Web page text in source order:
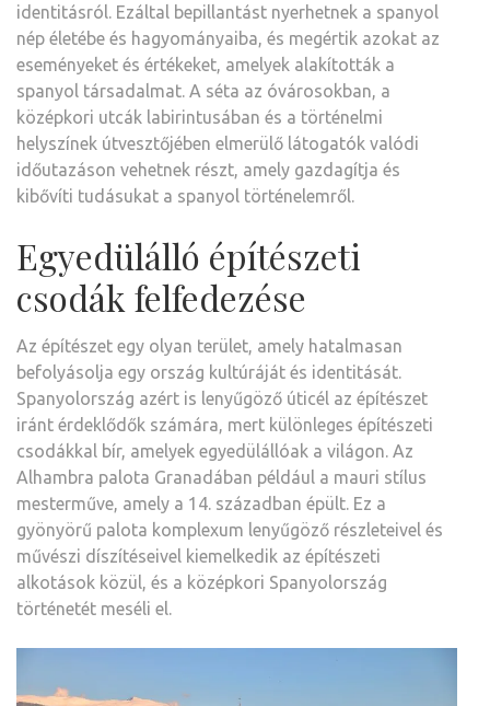
identitásról. Ezáltal bepillantást nyerhetnek a spanyol
nép életébe és hagyományaiba, és megértik azokat az
eseményeket és értékeket, amelyek alakították a
spanyol társadalmat. A séta az óvárosokban, a
középkori utcák labirintusában és a történelmi
helyszínek útvesztőjében elmerülő látogatók valódi
időutazáson vehetnek részt, amely gazdagítja és
kibővíti tudásukat a spanyol történelemről.
Egyedülálló építészeti
csodák felfedezése
Az építészet egy olyan terület, amely hatalmasan
befolyásolja egy ország kultúráját és identitását.
Spanyolország azért is lenyűgöző úticél az építészet
iránt érdeklődők számára, mert különleges építészeti
csodákkal bír, amelyek egyedülállóak a világon. Az
Alhambra palota Granadában például a mauri stílus
mesterműve, amely a 14. században épült. Ez a
gyönyörű palota komplexum lenyűgöző részleteivel és
művészi díszítéseivel kiemelkedik az építészeti
alkotások közül, és a középkori Spanyolország
történetét meséli el.